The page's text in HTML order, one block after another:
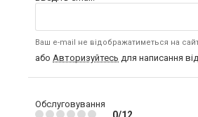
Ваш e-mail не відображатиметься на
або Авторизуйтесь для написання
Обслуговування